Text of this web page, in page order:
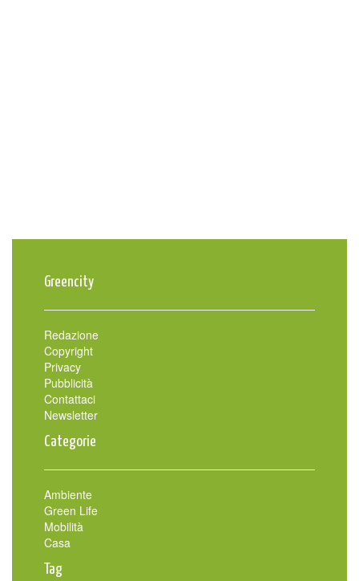
Greencity
Redazione
Copyright
Privacy
Pubblicità
Contattaci
Newsletter
Categorie
Ambiente
Green Life
Mobilità
Casa
Tag